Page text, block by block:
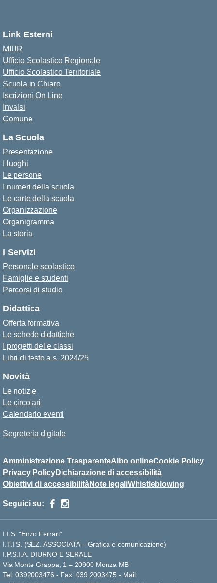
Link Esterni
MIUR
Ufficio Scolastico Regionale
Ufficio Scolastico Territoriale
Scuola in Chiaro
Iscrizioni On Line
Invalsi
Comune
La Scuola
Presentazione
I luoghi
Le persone
I numeri della scuola
Le carte della scuola
Organizzazione
Organigramma
La storia
I Servizi
Personale scolastico
Famiglie e studenti
Percorsi di studio
Didattica
Offerta formativa
Le schede didattiche
I progetti delle classi
Libri di testo a.s. 2024/25
Novità
Le notizie
Le circolari
Calendario eventi
Segreteria digitale
Amministrazione TrasparenteAlbo onlineCookie Policy
Privacy PolicyDichiarazione di accessibilità
Obiettivi di accessibilitàNote legaliWhistleblowing
Seguici su:
I.I.S. “Enzo Ferrari”
I.T.I.S. (SEZ. ASSOCIATA – Grafica e comunicazione)
I.P.S.I.A. DIURNO E SERALE
Via Monte Grappa, 1 – 20900 Monza MB
Tel: 0392003476 - Fax: 039 2003475 - Mail: